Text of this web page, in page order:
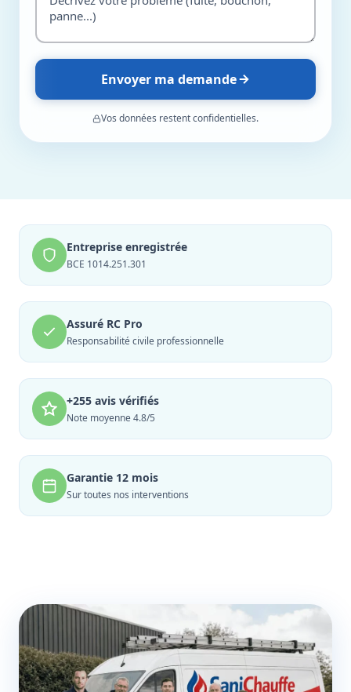
Envoyer ma demande
Vos données restent confidentielles.
Entreprise enregistrée
BCE 1014.251.301
Assuré RC Pro
Responsabilité civile professionnelle
+255 avis vérifiés
Note moyenne 4.8/5
Garantie 12 mois
Sur toutes nos interventions